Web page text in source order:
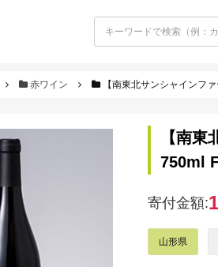
赤ワイン 【南東北サンシャインフ
【南
750ml
寄付金額:
山形県